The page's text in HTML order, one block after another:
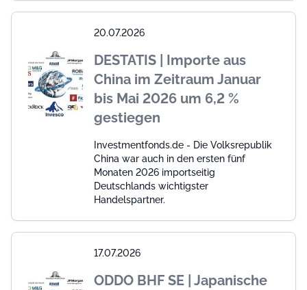
20.07.2026
DESTATIS | Importe aus
China im Zeitraum Januar
bis Mai 2026 um 6,2 %
gestiegen
Investmentfonds.de - Die Volksrepublik
China war auch in den ersten fünf
Monaten 2026 importseitig
Deutschlands wichtigster
Handelspartner.
17.07.2026
ODDO BHF SE | Japanische